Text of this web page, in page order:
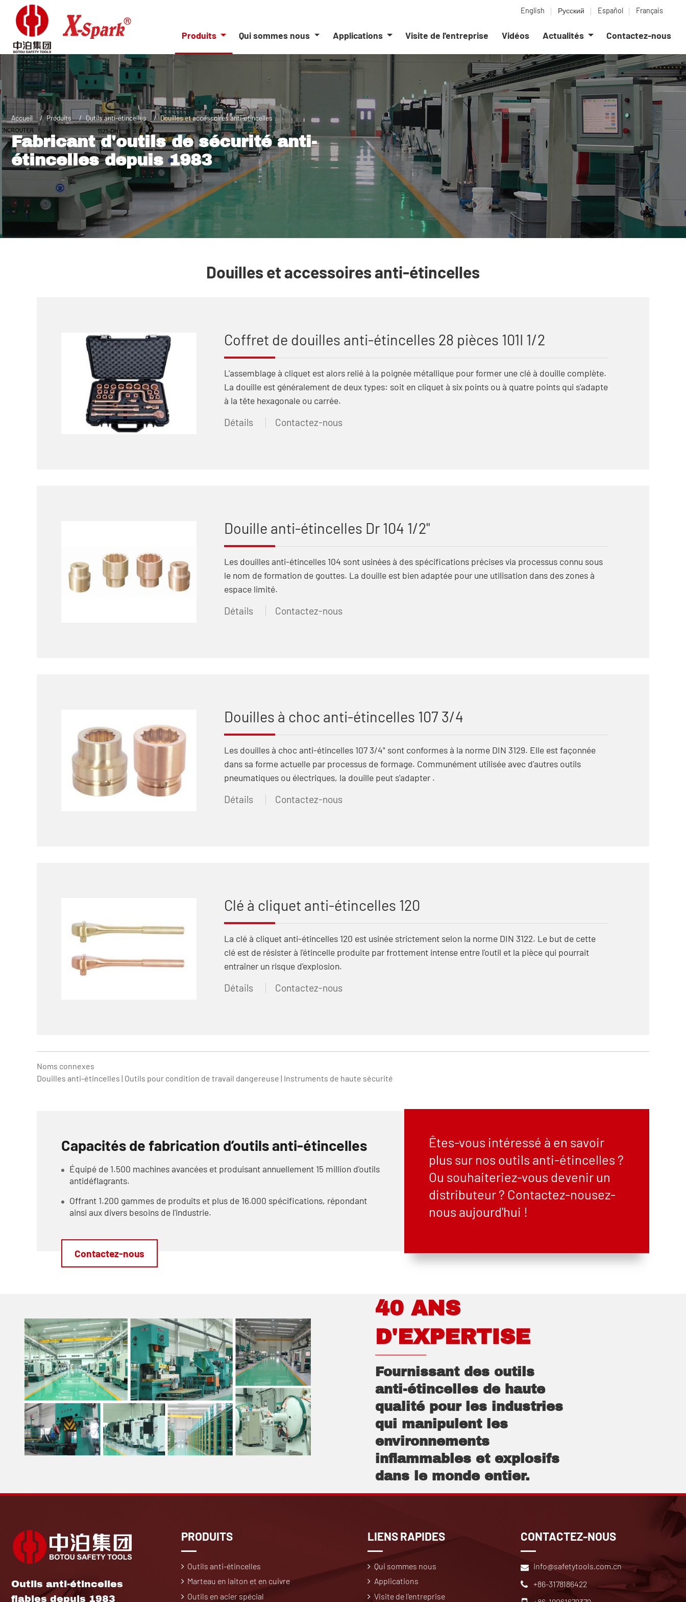
English Русский Español Français
Produits Qui sommes nous Applications Visite de l'entreprise Vidéos Actualités Contactez-nous
Accueil Produits Outils anti-étincelles Douilles et accessoires anti-étincelles
Fabricant d'outils de sécurité anti-
étincelles depuis 1983
Douilles et accessoires anti-étincelles
Coffret de douilles anti-étincelles 28 pièces 101I 1/2
L'assemblage à cliquet est alors relié à la poignée métallique pour former une clé à douille complète.
La douille est généralement de deux types: soit en cliquet à six points ou à quatre points qui s'adapte
à la tête hexagonale ou carrée.
Détails Contactez-nous
Douille anti-étincelles Dr 104 1/2"
Les douilles anti-étincelles 104 sont usinées à des spécifications précises via processus connu sous
le nom de formation de gouttes. La douille est bien adaptée pour une utilisation dans des zones à
espace limité.
Détails Contactez-nous
Douilles à choc anti-étincelles 107 3/4
Les douilles à choc anti-étincelles 107 3/4" sont conformes à la norme DIN 3129. Elle est façonnée
dans sa forme actuelle par processus de formage. Communément utilisée avec d'autres outils
pneumatiques ou électriques, la douille peut s'adapter .
Détails Contactez-nous
Clé à cliquet anti-étincelles 120
La clé à cliquet anti-étincelles 120 est usinée strictement selon la norme DIN 3122. Le but de cette
clé est de résister à l'étincelle produite par frottement intense entre l'outil et la pièce qui pourrait
entraîner un risque d'explosion.
Détails Contactez-nous
Noms connexes
Douilles anti-étincelles | Outils pour condition de travail dangereuse | Instruments de haute sécurité
Capacités de fabrication d’outils anti-étincelles
Équipé de 1.500 machines avancées et produisant annuellement 15 million d'outils
antidéflagrants.
Offrant 1.200 gammes de produits et plus de 16.000 spécifications, répondant
ainsi aux divers besoins de l'industrie.
Contactez-nous
Êtes-vous intéressé à en savoir
plus sur nos outils anti-étincelles ?
Ou souhaiteriez-vous devenir un
distributeur ? Contactez-nousez-
nous aujourd'hui !
40 ANS
D'EXPERTISE
Fournissant des outils
anti-étincelles de haute
qualité pour les industries
qui manipulent les
environnements
inflammables et explosifs
dans le monde entier.
Outils anti-étincelles
fiables depuis 1983
PRODUITS
Outils anti-étincelles
Marteau en laiton et en cuivre
Outils en acier spécial
LIENS RAPIDES
Qui sommes nous
Applications
Visite de l'entreprise
CONTACTEZ-NOUS
info@safetytools.com.cn
+86-3178186422